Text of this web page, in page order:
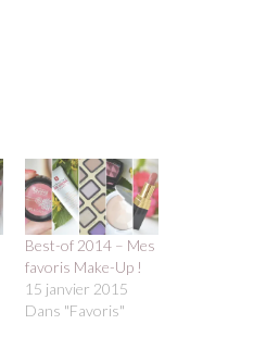
Best-of 2014 – Mes
favoris Make-Up !
15 janvier 2015
Dans "Favoris"